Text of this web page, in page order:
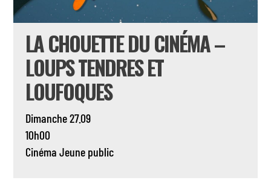
LA CHOUETTE DU CINÉMA –
LOUPS TENDRES ET
LOUFOQUES
Dimanche 27.09
10h00
Cinéma Jeune public